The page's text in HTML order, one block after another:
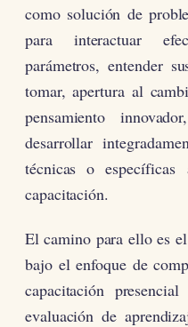
como solución de
para interactuar
parámetros, entender
tomar, apertura al
pensamiento
desarrollar
técnicas o
capacitación.
El camino para ello es
bajo el enfoque de
capacitación
evaluación de